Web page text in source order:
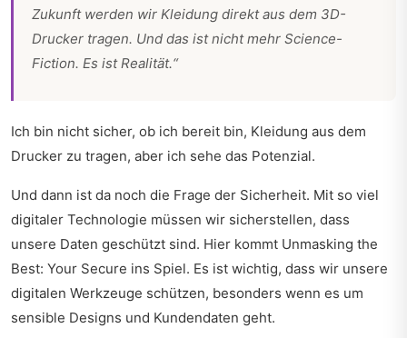
Zukunft werden wir Kleidung direkt aus dem 3D-
Drucker tragen. Und das ist nicht mehr Science-
Fiction. Es ist Realität.“
Ich bin nicht sicher, ob ich bereit bin, Kleidung aus dem
Drucker zu tragen, aber ich sehe das Potenzial.
Und dann ist da noch die Frage der Sicherheit. Mit so viel
digitaler Technologie müssen wir sicherstellen, dass
unsere Daten geschützt sind. Hier kommt Unmasking the
Best: Your Secure ins Spiel. Es ist wichtig, dass wir unsere
digitalen Werkzeuge schützen, besonders wenn es um
sensible Designs und Kundendaten geht.